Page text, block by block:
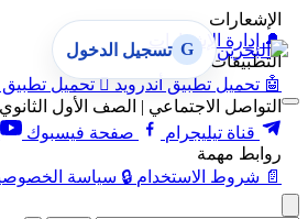
الإشعارات
🔔 إدارة الإشعارات
التطبيقات
🤖 تحميل تطبيق أندرويد  تحميل تطبيق
التواصل الاجتماعي | الصف الأول الثانوي
قناة تيليجرام
صفحة فيسبوك
روابط مهمة
📄 شروط الاستخدام 🔒 سياسة
G تسجيل الدخول